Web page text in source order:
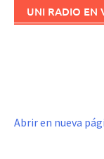
UNI RADIO EN
Abrir en nueva